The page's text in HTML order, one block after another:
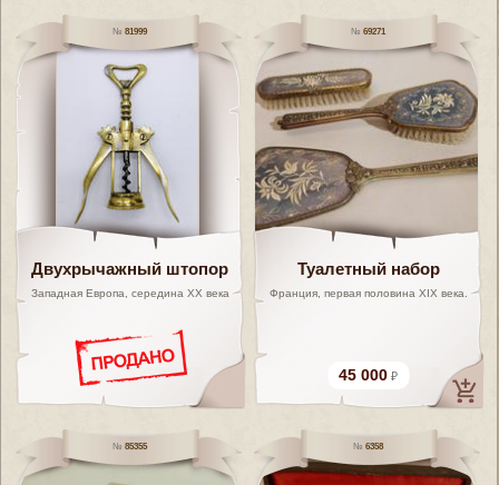
81999
Двухрычажный штопор
Западная Европа, середина XX века
69271
Туалетный набор
Франция, первая половина XIX века.
45 000
85355 6358